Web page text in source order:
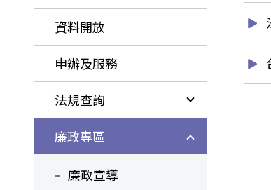
資料開放
申辦及服務
法規查詢
廉政專區
廉政宣導